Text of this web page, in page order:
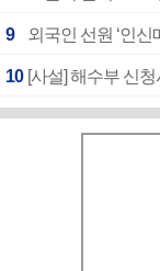
9 외국인 선원 ‘인
10 [사설] 해수부 신